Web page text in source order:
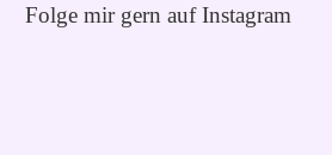
Folge mir gern auf Instagram